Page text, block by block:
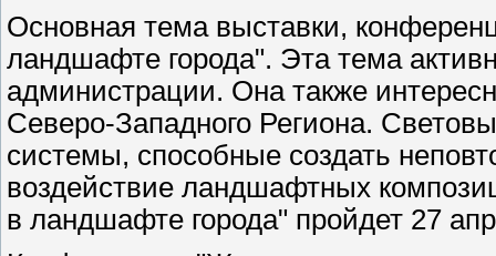
Основная тема выставки,
ландшафте города". Эта тема
администрации. Она также
Северо-Западного Региона.
системы, способные создать
воздействие ландшафтных
в ландшафте города" пройдет 27